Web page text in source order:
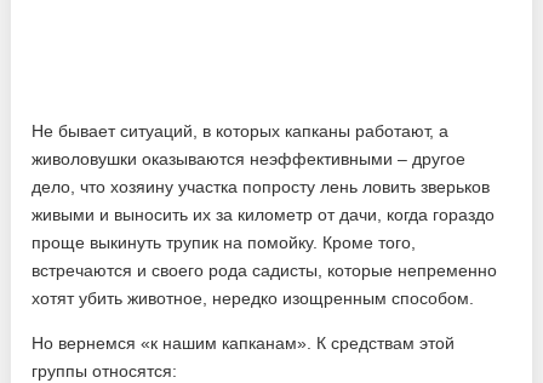
Не бывает ситуаций, в которых капканы работают, а
живоловушки оказываются неэффективными – другое
дело, что хозяину участка попросту лень ловить зверьков
живыми и выносить их за километр от дачи, когда гораздо
проще выкинуть трупик на помойку. Кроме того,
встречаются и своего рода садисты, которые непременно
хотят убить животное, нередко изощренным способом.
Но вернемся «к нашим капканам». К средствам этой
группы относятся: